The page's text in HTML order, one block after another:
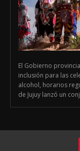
El Gobierno
inclusión para las
alcohol, horarios
de Jujuy lanzó un